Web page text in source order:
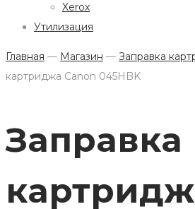
Xerox
Утилизация
Главная — Магазин — Заправка
картриджа Canon 045HBK
Заправка